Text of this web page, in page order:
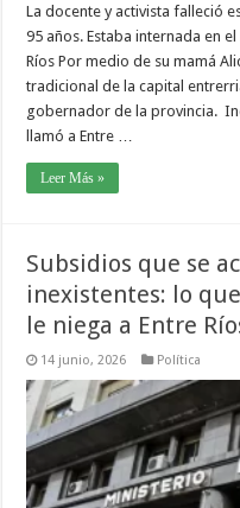
La docente y activista falleció
95 años. Estaba internada en
Ríos Por medio de su mamá
tradicional de la capital
gobernador de la provincia.
llamó a Entre …
Leer Más »
Subsidios que se
inexistentes: lo
le niega a Entre
14 junio, 2026 Política